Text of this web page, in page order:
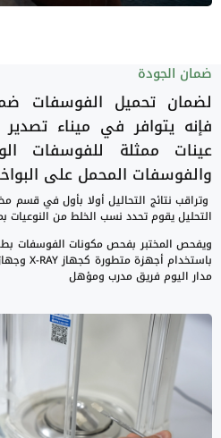
ضمان الجودة
لضمان تحميل الفوسفات
فإنه يتوافر في ميناء
عينات ممثلة للفوسفات
والفوسفات المحمل على
وتراقب نتائج التحاليل أولا بأول في قسم
التحليل يقوم تحدد نسب الخلط من النوعيات
ويفحص المختبر بفحص مكونات الفوسفات
مدار اليوم فريق مدرب ومؤهل